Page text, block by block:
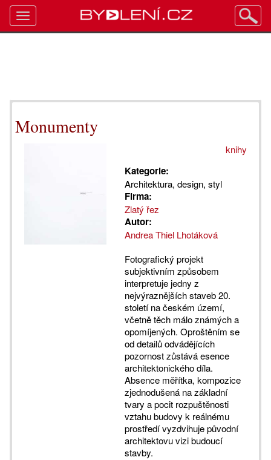
Monumenty
knihy
Kategorie:
Architektura, design, styl
Firma:
Zlatý řez
Autor:
Andrea Thiel Lhotáková
Fotografický projekt
subjektivním způsobem
interpretuje jedny z
nejvýraznějších staveb 20.
století na českém území,
včetně těch málo známých a
opomíjených. Oproštěním se
od detailů odvádějících
pozornost zůstává esence
architektonického díla.
Absence měřítka, kompozice
zjednodušená na základní
tvary a pocit rozpuštěnosti
vztahu budovy k reálnému
prostředí vyzdvihuje původní
architektovu vizi budoucí
stavby.
Toggle
navigation